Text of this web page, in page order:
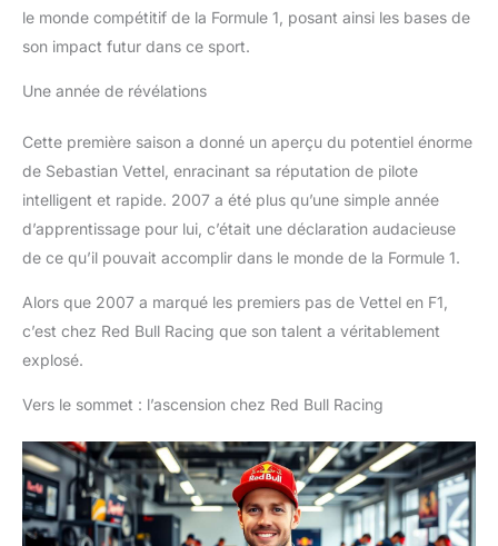
le monde compétitif de la Formule 1, posant ainsi les bases de
son impact futur dans ce sport.
Une année de révélations
Cette première saison a donné un aperçu du potentiel énorme
de Sebastian Vettel, enracinant sa réputation de pilote
intelligent et rapide. 2007 a été plus qu’une simple année
d’apprentissage pour lui, c’était une déclaration audacieuse
de ce qu’il pouvait accomplir dans le monde de la Formule 1.
Alors que 2007 a marqué les premiers pas de Vettel en F1,
c’est chez Red Bull Racing que son talent a véritablement
explosé.
Vers le sommet : l’ascension chez Red Bull Racing